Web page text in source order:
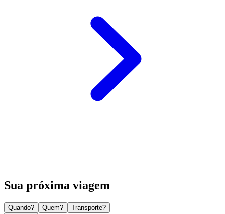
Sua próxima viagem
Quando? Quem?
Transporte?